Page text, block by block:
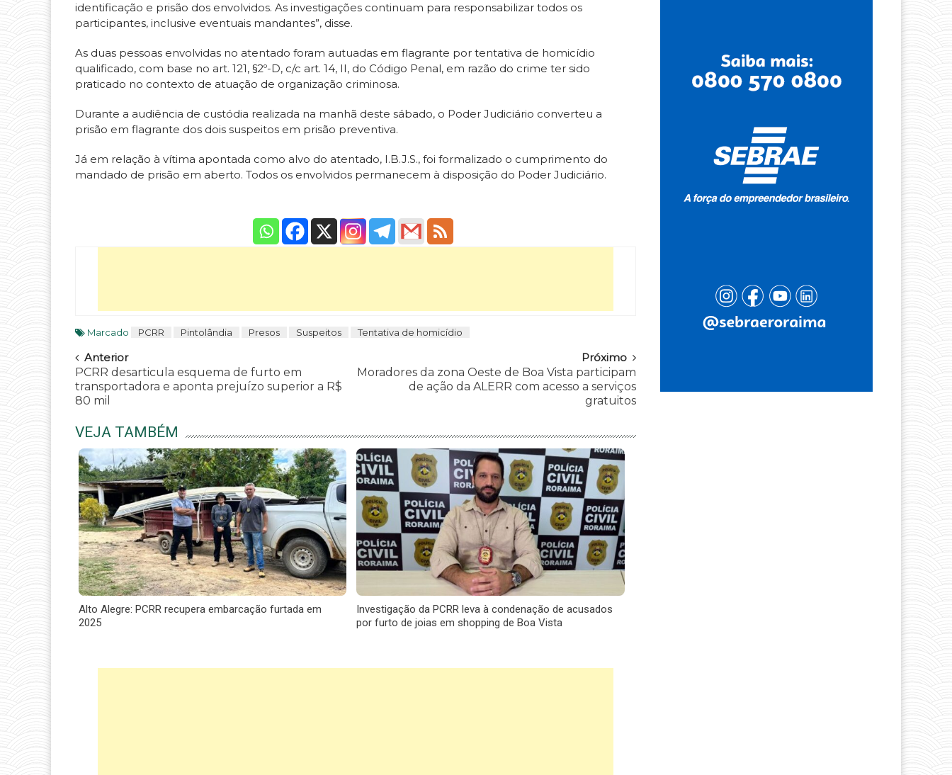
identificação e prisão dos envolvidos. As investigações continuam para responsabilizar todos os
participantes, inclusive eventuais mandantes”, disse.
As duas pessoas envolvidas no atentado foram autuadas em flagrante por tentativa de homicídio
qualificado, com base no art. 121, §2º-D, c/c art. 14, II, do Código Penal, em razão do crime ter sido
praticado no contexto de atuação de organização criminosa.
Durante a audiência de custódia realizada na manhã deste sábado, o Poder Judiciário converteu a
prisão em flagrante dos dois suspeitos em prisão preventiva.
Já em relação à vítima apontada como alvo do atentado, I.B.J.S., foi formalizado o cumprimento do
mandado de prisão em aberto. Todos os envolvidos permanecem à disposição do Poder Judiciário.
Marcado PCRR Pintolândia Presos Suspeitos Tentativa de homicídio
Navegar
Anterior
PCRR desarticula esquema de furto em
transportadora e aponta prejuízo superior a R$
80 mil
Próximo
Moradores da zona Oeste de Boa Vista participam
de ação da ALERR com acesso a serviços
gratuitos
VEJA TAMBÉM
Alto Alegre: PCRR recupera embarcação furtada em
2025
Investigação da PCRR leva à condenação de acusados
por furto de joias em shopping de Boa Vista